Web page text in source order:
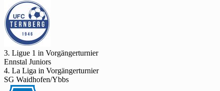
3. Ligue 1 in Vorgängerturnier
Ennstal Juniors
4. La Liga in Vorgängerturnier
SG Waidhofen/Ybbs